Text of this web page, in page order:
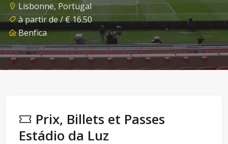
Lisbonne, Portugal
à partir de / € 16.50
Benfica
Prix, Billets et Passes
Estádio da Luz